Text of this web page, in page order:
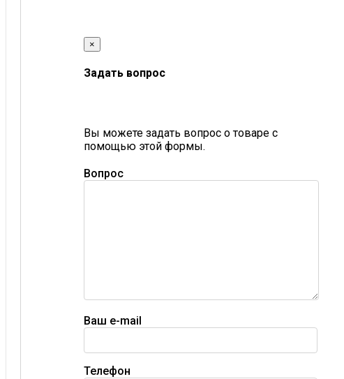
×
Задать вопрос
Вы можете задать вопрос о товаре с
помощью этой формы.
Вопрос
Ваш e-mail
Телефон